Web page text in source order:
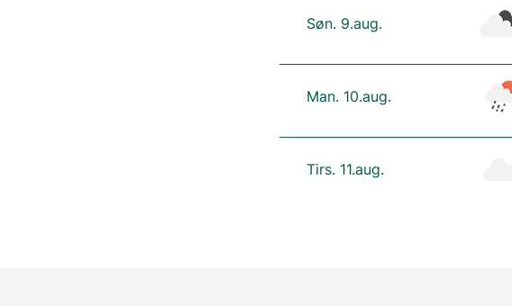
Søn. 9.aug.
Man. 10.aug.
Tirs. 11.aug.